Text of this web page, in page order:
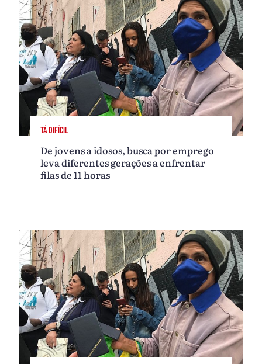
TÁ DIFÍCIL
De jovens a idosos, busca por emprego
leva diferentes gerações a enfrentar
filas de 11 horas